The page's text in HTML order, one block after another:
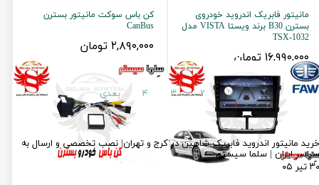
مانیتور فابریک اندروید خودروی
بسترن B30 برند ویستا VISTA مدل
TSX-1032
۱۶,۹۹۰,۰۰۰ تومان
کن باس سوکت مانیتور بسترن
CanBus
۲,۸۹۰,۰۰۰ تومان
۱ ۲ ۳ ۴ بعدی
خرید مانیتور اندروید فابریک شاهین در کرج و تهران| نصب تخصصی و ارسال به
سراسر ایران | سلما سیستم
۳۰ تیر ۰۵